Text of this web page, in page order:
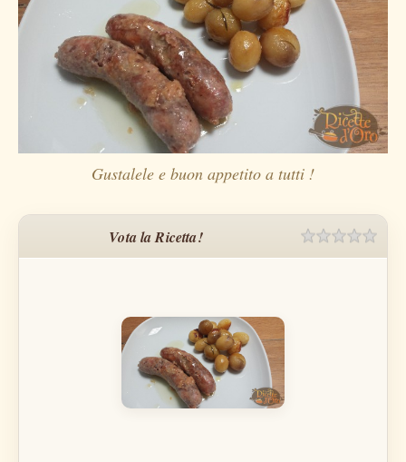
Gustalele e buon appetito a tutti !
Vota la Ricetta! Rating